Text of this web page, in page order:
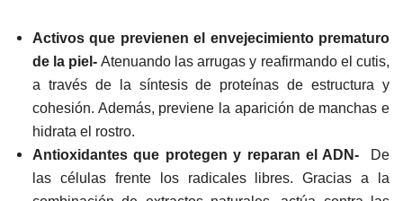
Activos que previenen el envejecimiento prematuro
de la piel- Atenuando las arrugas y reafirmando el cutis,
a través de la síntesis de proteínas de estructura y
cohesión. Además, previene la aparición de manchas e
hidrata el rostro.
Antioxidantes que protegen y reparan el ADN- De
las células frente los radicales libres. Gracias a la